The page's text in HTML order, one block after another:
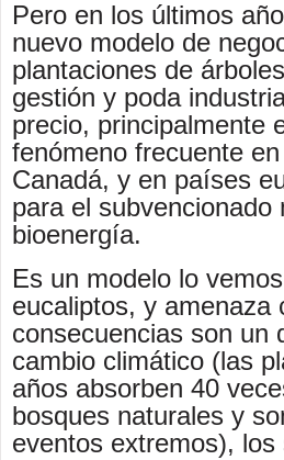
Pero en los últimos
nuevo modelo de
plantaciones de
gestión y poda
precio, principalmente
fenómeno frecuente
Canadá, y en países
para el
bioenergía.
Es un modelo lo
eucaliptos, y amenaza
consecuencias son un
cambio climático (las
años absorben 40
bosques naturales y
eventos extremos),